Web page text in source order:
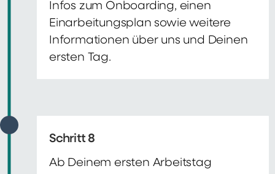
Infos zum Onboarding, einen
Einarbeitungsplan sowie weitere
Informationen über uns und Deinen
ersten Tag.
Schritt 8
Ab Deinem ersten Arbeitstag